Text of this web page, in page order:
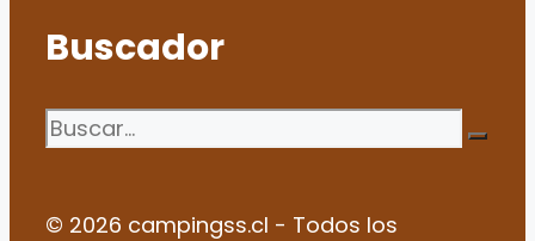
Buscador
Buscar:
© 2026 campingss.cl - Todos los